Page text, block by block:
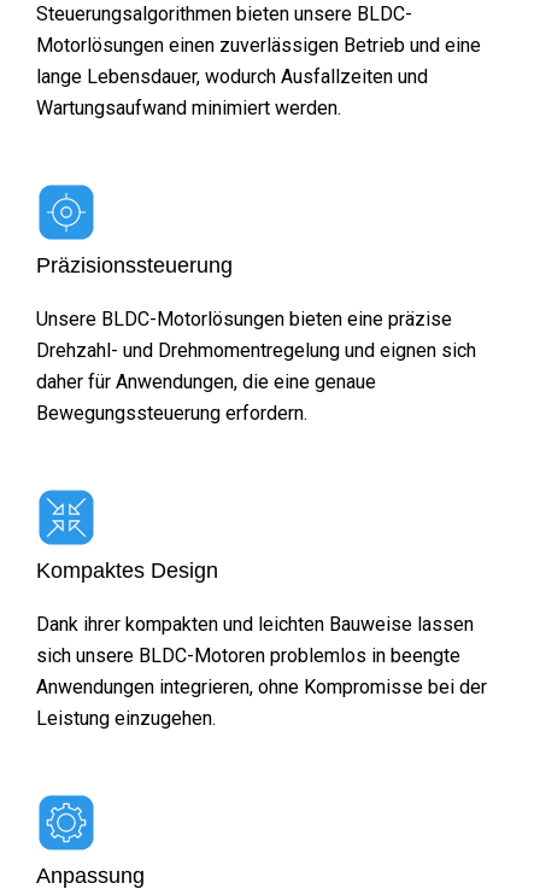
Steuerungsalgorithmen bieten unsere BLDC-
Motorlösungen einen zuverlässigen Betrieb und eine
lange Lebensdauer, wodurch Ausfallzeiten und
Wartungsaufwand minimiert werden.
Präzisionssteuerung
Unsere BLDC-Motorlösungen bieten eine präzise
Drehzahl- und Drehmomentregelung und eignen sich
daher für Anwendungen, die eine genaue
Bewegungssteuerung erfordern.
Kompaktes Design
Dank ihrer kompakten und leichten Bauweise lassen
sich unsere BLDC-Motoren problemlos in beengte
Anwendungen integrieren, ohne Kompromisse bei der
Leistung einzugehen.
Anpassung